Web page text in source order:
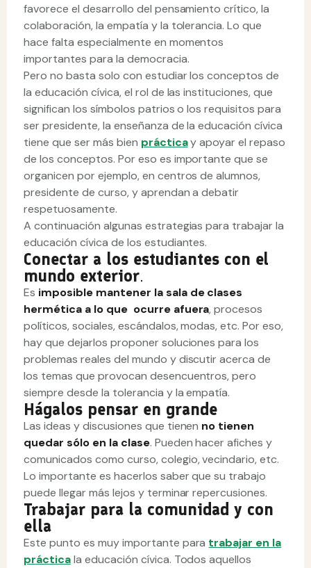
favorece el desarrollo del pensamiento crítico, la
colaboración, la empatía y la tolerancia. Lo que
hace falta especialmente en momentos
importantes para la democracia.
Pero no basta solo con estudiar los conceptos de
la educación cívica, el rol de las instituciones, que
significan los símbolos patrios o los requisitos para
ser presidente, la enseñanza de la educación cívica
tiene que ser más bien prácticay apoyar el repaso
de los conceptos. Por eso es importante que se
organicen por ejemplo, en centros de alumnos,
presidente de curso, y aprendan a debatir
respetuosamente.
A continuación algunas estrategias para trabajar la
educación cívica de los estudiantes.
Conectar a los estudiantes con el
mundo exterior.
Es imposible mantener la sala de clases
hermética a lo que ocurre afuera, procesos
políticos, sociales, escándalos, modas, etc. Por eso,
hay que dejarlos proponer soluciones para los
problemas reales del mundo y discutir acerca de
los temas que provocan desencuentros, pero
siempre desde la tolerancia y la empatía.
Hágalos pensar en grande
Las ideas y discusiones que tienen no tienen
quedar sólo en la clase. Pueden hacer afiches y
comunicados como curso, colegio, vecindario, etc.
Lo importante es hacerlos saber que su trabajo
puede llegar más lejos y terminar repercusiones.
Trabajar para la comunidad y con
ella
Este punto es muy importante para trabajar en la
prácticala educación cívica. Todos aquellos